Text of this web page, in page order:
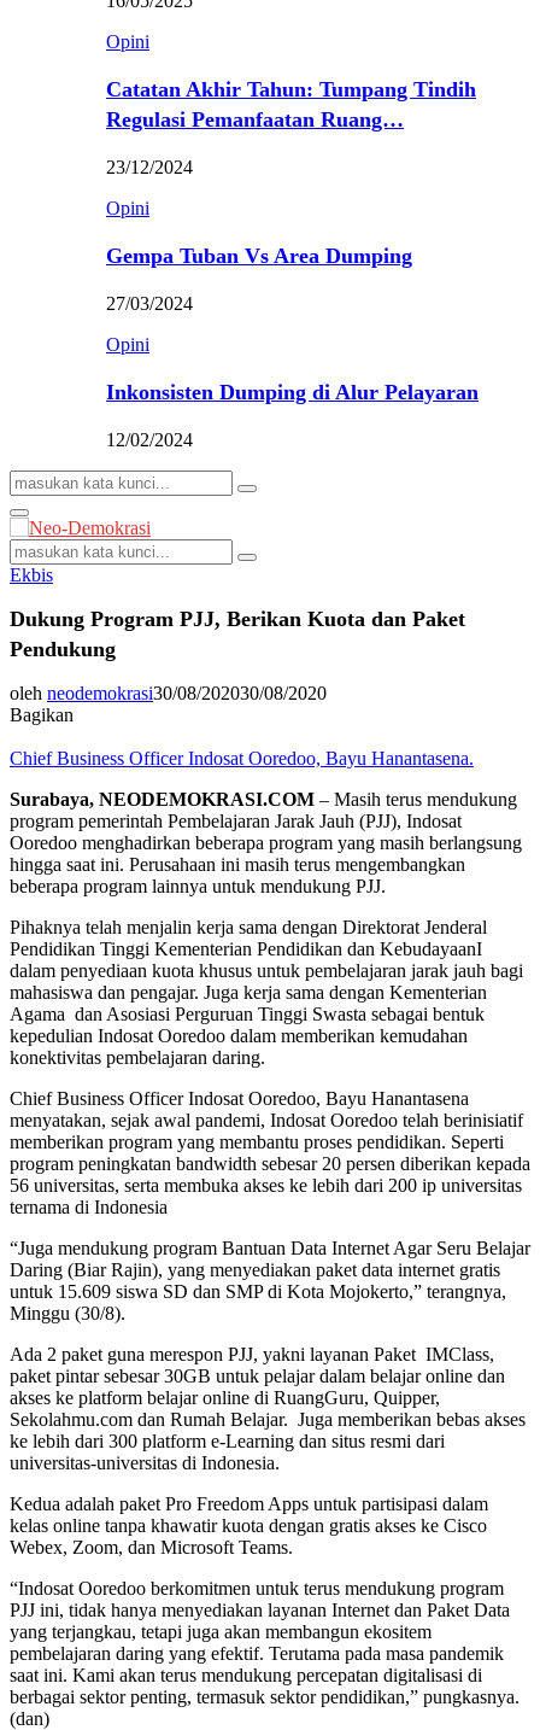
Opini
Catatan Akhir Tahun: Tumpang Tindih
Regulasi Pemanfaatan Ruang…
23/12/2024
Opini
Gempa Tuban Vs Area Dumping
27/03/2024
Opini
Inkonsisten Dumping di Alur Pelayaran
12/02/2024
Search
for:
Search
Primary
Menu
Search
for:
Search
Ekbis
Dukung Program PJJ, Berikan Kuota dan Paket
Pendukung
oleh neodemokrasi30/08/202030/08/2020
Bagikan
Chief Business Officer Indosat Ooredoo, Bayu Hanantasena.
Surabaya, NEODEMOKRASI.COM – Masih terus mendukung
program pemerintah Pembelajaran Jarak Jauh (PJJ), Indosat
Ooredoo menghadirkan beberapa program yang masih berlangsung
hingga saat ini. Perusahaan ini masih terus mengembangkan
beberapa program lainnya untuk mendukung PJJ.
Pihaknya telah menjalin kerja sama dengan Direktorat Jenderal
Pendidikan Tinggi Kementerian Pendidikan dan KebudayaanI
dalam penyediaan kuota khusus untuk pembelajaran jarak jauh bagi
mahasiswa dan pengajar. Juga kerja sama dengan Kementerian
Agama dan Asosiasi Perguruan Tinggi Swasta sebagai bentuk
kepedulian Indosat Ooredoo dalam memberikan kemudahan
konektivitas pembelajaran daring.
Chief Business Officer Indosat Ooredoo, Bayu Hanantasena
menyatakan, sejak awal pandemi, Indosat Ooredoo telah berinisiatif
memberikan program yang membantu proses pendidikan. Seperti
program peningkatan bandwidth sebesar 20 persen diberikan kepada
56 universitas, serta membuka akses ke lebih dari 200 ip universitas
ternama di Indonesia
“Juga mendukung program Bantuan Data Internet Agar Seru Belajar
Daring (Biar Rajin), yang menyediakan paket data internet gratis
untuk 15.609 siswa SD dan SMP di Kota Mojokerto,” terangnya,
Minggu (30/8).
Ada 2 paket guna merespon PJJ, yakni layanan Paket IMClass,
paket pintar sebesar 30GB untuk pelajar dalam belajar online dan
akses ke platform belajar online di RuangGuru, Quipper,
Sekolahmu.com dan Rumah Belajar. Juga memberikan bebas akses
ke lebih dari 300 platform e-Learning dan situs resmi dari
universitas-universitas di Indonesia.
Kedua adalah paket Pro Freedom Apps untuk partisipasi dalam
kelas online tanpa khawatir kuota dengan gratis akses ke Cisco
Webex, Zoom, dan Microsoft Teams.
“Indosat Ooredoo berkomitmen untuk terus mendukung program
PJJ ini, tidak hanya menyediakan layanan Internet dan Paket Data
yang terjangkau, tetapi juga akan membangun ekositem
pembelajaran daring yang efektif. Terutama pada masa pandemik
saat ini. Kami akan terus mendukung percepatan digitalisasi di
berbagai sektor penting, termasuk sektor pendidikan,” pungkasnya.
(dan)